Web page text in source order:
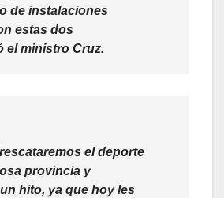
de instalaciones
estas dos
el ministro Cruz.
el deporte
provincia y
hito, ya que hoy les